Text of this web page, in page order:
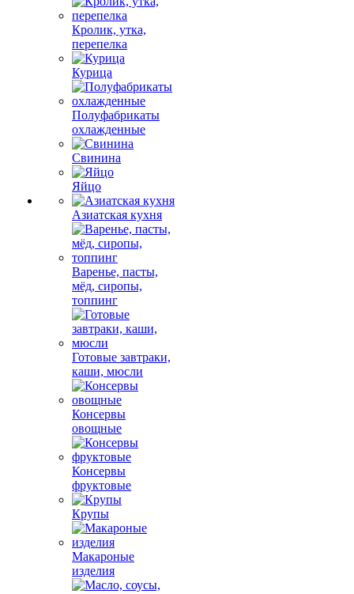
Кролик, утка,
перепелка
Курица
Полуфабрикаты
охлажденные
Свинина
Яйцо
Азиатская кухня
Варенье, пасты,
мёд, сиропы,
топпинг
Готовые завтраки,
каши, мюсли
Консервы
овощные
Консервы
фруктовые
Крупы
Макароные
изделия